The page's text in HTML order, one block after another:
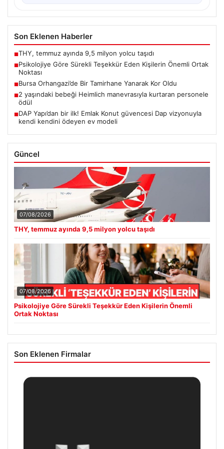
Son Eklenen Haberler
■THY, temmuz ayında 9,5 milyon yolcu taşıdı
■Psikolojiye Göre Sürekli Teşekkür Eden Kişilerin Önemli Ortak
Noktası
■Bursa Orhangazi’de Bir Tamirhane Yanarak Kor Oldu
■2 yaşındaki bebeği Heimlich manevrasıyla kurtaran personele
ödül
■DAP Yapı’dan bir ilk! Emlak Konut güvencesi Dap vizyonuyla
kendi kendini ödeyen ev modeli
Güncel
07/08/2026
THY, temmuz ayında 9,5 milyon yolcu taşıdı
07/08/2026
Psikolojiye Göre Sürekli Teşekkür Eden Kişilerin Önemli
Ortak Noktası
Son Eklenen Firmalar